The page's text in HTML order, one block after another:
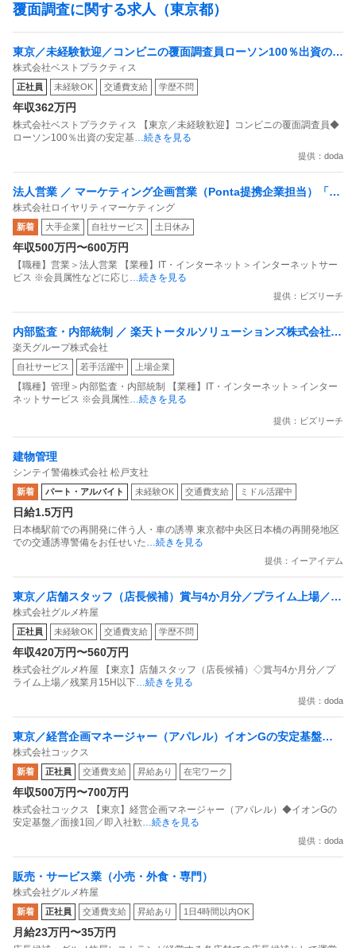
覆面調査に関する求人（東京都）
東京／未経験歓迎／コンビニの覆面調査員ローソン100％出資の安
定基盤／月５日在宅／残業月10時間
株式会社ベストプラクティス
正社員 未経験OK 交通費支給 学歴不問
年収362万円
株式会社ベストプラクティス 【東京／未経験歓迎】コンビニの覆面調査員◆
ローソン100％出資の安定基 …続きを見る
提供：doda
法人営業 ／ マーケティング企画営業（Ponta提携企業担当）「国
内最大級の共通ポイントサービスを展開／無駄のない消費社会を
目指すデータマーケティングカンパニー」
株式会社ロイヤリティマーケティング
新着 大手企業 自社サービス 土日休み
年収500万円〜600万円
【職種】営業＞法人営業 【業種】IT・インターネット＞インターネットサー
ビス ※会員属性などに応じ
…続きを見る
提供：ビズリーチ
内部監査・内部統制 ／ 楽天トータルソリューションズ株式会社
戦略事業コンプライアンス支援部 業務統制支援課：ショップコン
プライアンス推進担当（SBCSD）
楽天グループ株式会社
自社サービス 若手活躍中 上場企業
【職種】管理＞内部監査・内部統制 【業種】IT・インターネット＞インター
ネットサービス ※会員属性 …続きを見る
提供：ビズリーチ
建物管理
シンテイ警備株式会社 松戸支社
新着 パート・アルバイト 未経験OK 交通費支給 ミドル活躍中
日給1.5万円
日本橋駅前での再開発に伴う人・車の誘導 東京都中央区日本橋の再開発地区
での交通誘導警備をお任せいた …続きを見る
提供：イーアイデム
東京／店舗スタッフ（店長候補）賞与4か月分／プライム上場／残
業月15H以下／新店オープン多数
株式会社グルメ杵屋
正社員 未経験OK 交通費支給 学歴不問
年収420万円〜560万円
株式会社グルメ杵屋 【東京】店舗スタッフ（店長候補）◇賞与4か月分／プ
ライム上場／残業月15H以下 …続きを見る
提供：doda
東京／経営企画マネージャー（アパレル）イオンGの安定基盤／
面接1回／即入社歓迎
株式会社コックス
新着 正社員 交通費支給 昇給あり 在宅ワーク
年収500万円〜700万円
株式会社コックス 【東京】経営企画マネージャー（アパレル）◆イオンGの
安定基盤／面接1回／即入社歓 …続きを見る
提供：doda
販売・サービス業（小売・外食・専門）
株式会社グルメ杵屋
新着 正社員 交通費支給 昇給あり 1日4時間以内OK
月給23万円〜35万円